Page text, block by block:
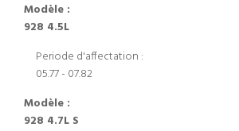
Modèle :
928 4.5L
Periode d'affectation :
05.77 - 07.82
Modèle :
928 4.7L S